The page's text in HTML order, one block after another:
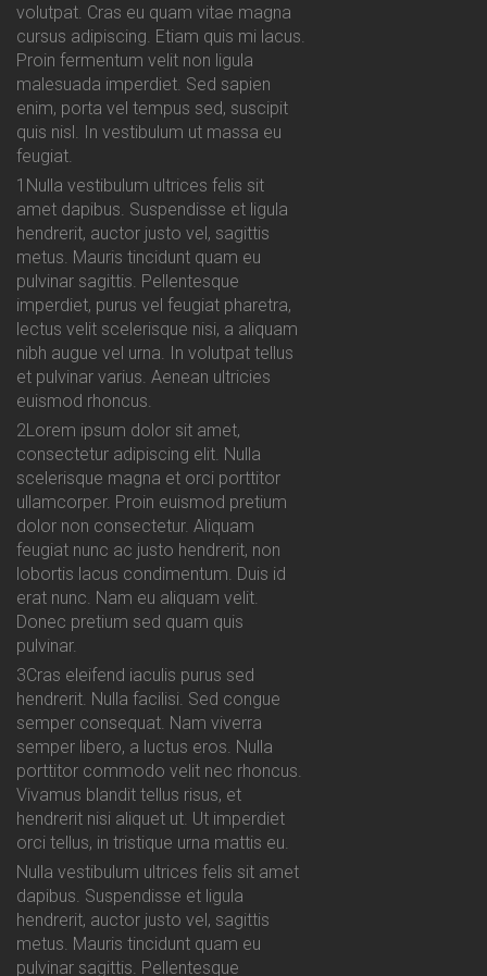
volutpat. Cras eu quam vitae magna
cursus adipiscing. Etiam quis mi lacus.
Proin fermentum velit non ligula
malesuada imperdiet. Sed sapien
enim, porta vel tempus sed, suscipit
quis nisl. In vestibulum ut massa eu
feugiat.
1 Nulla vestibulum ultrices felis sit
amet dapibus. Suspendisse et ligula
hendrerit, auctor justo vel, sagittis
metus. Mauris tincidunt quam eu
pulvinar sagittis. Pellentesque
imperdiet, purus vel feugiat pharetra,
lectus velit scelerisque nisi, a aliquam
nibh augue vel urna. In volutpat tellus
et pulvinar varius. Aenean ultricies
euismod rhoncus.
2Lorem ipsum dolor sit amet,
consectetur adipiscing elit. Nulla
scelerisque magna et orci porttitor
ullamcorper. Proin euismod pretium
dolor non consectetur. Aliquam
feugiat nunc ac justo hendrerit, non
lobortis lacus condimentum. Duis id
erat nunc. Nam eu aliquam velit.
Donec pretium sed quam quis
pulvinar.
3Cras eleifend iaculis purus sed
hendrerit. Nulla facilisi. Sed congue
semper consequat. Nam viverra
semper libero, a luctus eros. Nulla
porttitor commodo velit nec rhoncus.
Vivamus blandit tellus risus, et
hendrerit nisi aliquet ut. Ut imperdiet
orci tellus, in tristique urna mattis eu.
Nulla vestibulum ultrices felis sit amet
dapibus. Suspendisse et ligula
hendrerit, auctor justo vel, sagittis
metus. Mauris tincidunt quam eu
pulvinar sagittis. Pellentesque